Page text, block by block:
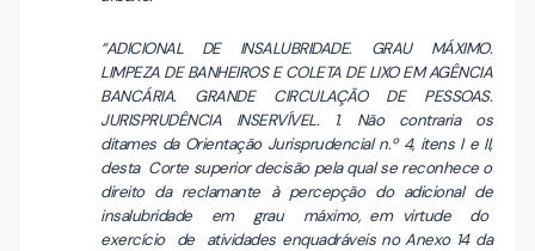
“ADICIONAL DE INSALUBRIDADE. GRAU MÁXIMO.
LIMPEZA DE BANHEIROS E COLETA DE LIXO EM AGÊNCIA
BANCÁRIA. GRANDE CIRCULAÇÃO DE PESSOAS.
JURISPRUDÊNCIA INSERVÍVEL. 1. Não contraria os
ditames da Orientação Jurisprudencial n.º 4, itens I e II,
desta Corte superior decisão pela qual se reconhece o
direito da reclamante à percepção do adicional de
insalubridade em grau máximo, em virtude do
exercício de atividades enquadráveis no Anexo 14 da